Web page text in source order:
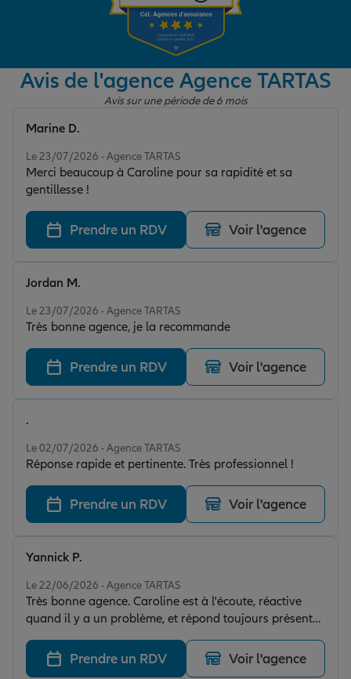
Garantie des accidents de la vie
Assurance scolaire
Protection juridique
Retraite
Tous nos devis d'assurance
Avis de l'agence Agence TARTAS
Avis sur une période de 6 mois
Le 23/07/2026 - Agence TARTAS
Merci beaucoup à Caroline pour sa rapidité et sa
gentillesse !
Marine D.
Prendre un RDV Voir l'agence
Le 23/07/2026 - Agence TARTAS
Très bonne agence, je la recommande
Jordan M.
Prendre un RDV Voir l'agence
Le 02/07/2026 - Agence TARTAS
Réponse rapide et pertinente. Très professionnel !
.
Prendre un RDV Voir l'agence
Le 22/06/2026 - Agence TARTAS
Très bonne agence. Caroline est à l'écoute, réactive
quand il y a un problème, et répond toujours présente.
Seul hic, quand on contacte l'agence, on passe par
Dax, et pas en direct.
Yannick P.
Prendre un RDV Voir l'agence